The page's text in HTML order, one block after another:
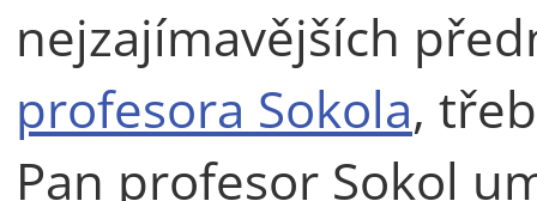
nejzajímavějších
profesora Sokola,
Pan profesor Sokol